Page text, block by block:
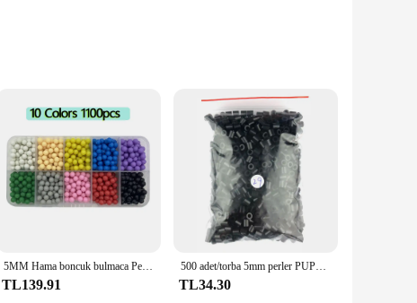
polyester, this sleek and compact case is designed to protect
whether you're on a road trip or storing them at home.
accessory for any setting. The included carabiner allows
or a professional who needs to transport media, this
5MM Hama boncuk bulmaca Perlen boncuk DIY sihirli su sprey boncuk seti top oyunları 3D el yapımı oyuncaklar kızlar için çocuk
TL139.91
500 adet/torba 5mm perler PUPUKOU Hama boncuk 36 renkler çocuklar eğitim Diy oyuncaklar 100% kalite garantisi yeni diy oyuncak sigorta boncuk
TL34.30